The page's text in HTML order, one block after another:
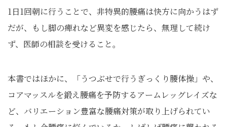
1日1回朝に行うことで、非特異的腰痛は快方に向かうはず
だが、もし脚の痺れなど異変を感じたら、無理して続け
ず、医師の相談を受けること。
本書ではほかに、「うつぶせで行うぎっくり腰体操」や、
コアマッスルを鍛え腰痛を予防するアームレッグレイズな
ど、バリエーション豊富な腰痛対策が取り上げられてい